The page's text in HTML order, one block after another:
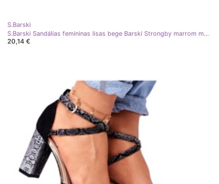
S.Barski
S.Barski Sandálias femininas lisas bege Barski Strongby marrom multicolorido
20,14 €